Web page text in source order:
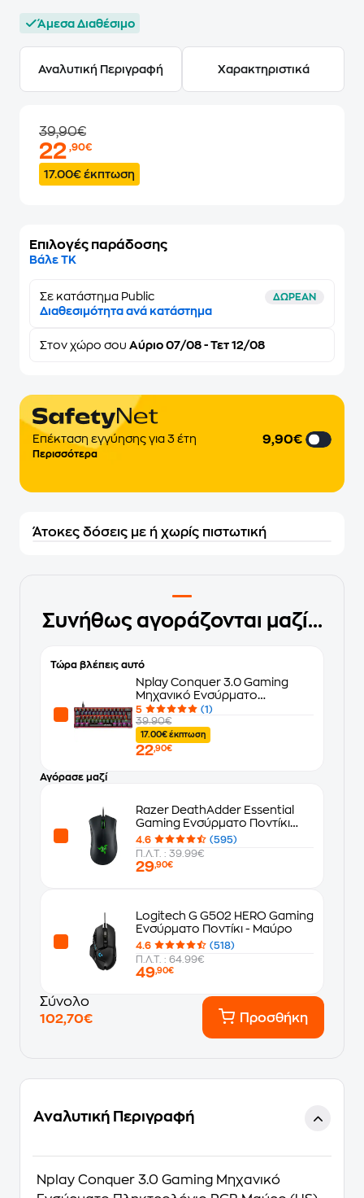
Άμεσα Διαθέσιμο
Αναλυτική Περιγραφή Χαρακτηριστικά
39,90€
22,90€
17.00€ έκπτωση
Επιλογές παράδοσης
Βάλε ΤΚ
Σε κατάστημα Public ΔΩΡΕΑΝ
Διαθεσιμότητα ανά κατάστημα
Στον χώρο σου Αύριο 07/08 - Τετ 12/08
Επέκταση εγγύησης για 3 έτη
Περισσότερα
9,90€
Άτοκες δόσεις με ή χωρίς πιστωτική
Συνήθως αγοράζονται μαζί...
Τώρα βλέπεις αυτό
Nplay Conquer 3.0 Gaming
Μηχανικό Ενσύρματο
Πληκτρολόγιο RGB Μαύρο (US)
5
(1)
39.90€
17.00€ έκπτωση
22,90€
Αγόρασε μαζί
Razer DeathAdder Essential
Gaming Ενσύρματο Ποντίκι
Μαύρο
4.6
(595)
Π.Λ.Τ. : 39.99€
29,90€
Logitech G G502 HERO Gaming
Ενσύρματο Ποντίκι - Μαύρο
4.6
(518)
Π.Λ.Τ. : 64.99€
49,90€
Σύνολο
102,70€
Προσθήκη
Αναλυτική Περιγραφή
Nplay Conquer 3.0 Gaming Μηχανικό